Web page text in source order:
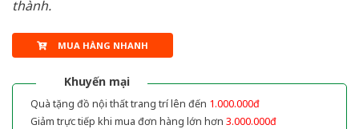
thành.
MUA HÀNG NHANH
Khuyến mại
Quà tặng đồ nội thất trang trí lên đến 1.000.000đ
Giảm trực tiếp khi mua đơn hàng lớn hơn 3.000.000đ